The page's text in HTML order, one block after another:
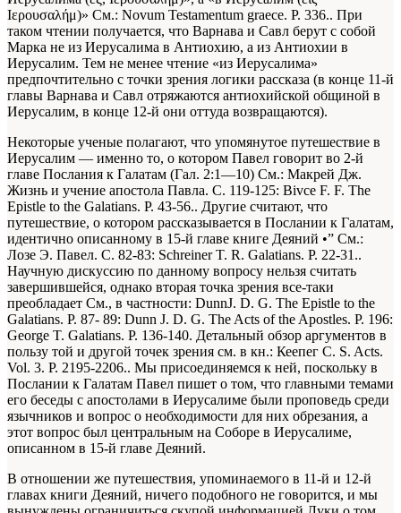
Ιερουσαλήμ)» См.: Novum Testamentum graece. Р. 336.. При
таком чтении получается, что Варнава и Савл берут с собой
Марка не из Иерусалима в Антиохию, а из Антиохии в
Иерусалим. Тем не менее чтение «из Иерусалима»
предпочтительно с точки зрения логики рассказа (в конце 11-й
главы Варнава и Савл отряжаются антиохийской общиной в
Иерусалим, в конце 12-й они оттуда возвращаются).
Некоторые ученые полагают, что упомянутое путешествие в
Иерусалим — именно то, о котором Павел говорит во 2-й
главе Послания к Галатам (Гал. 2:1—10) См.: Макрей Дж.
Жизнь и учение апостола Павла. С. 119-125: Bivce F. F. The
Epistle to the Galatians. P. 43-56.. Другие считают, что
путешествие, о котором рассказывается в Послании к Галатам,
идентично описанному в 15-й главе книге Деяний •” См.:
Лозе Э. Павел. С. 82-83: Schreiner T. R. Galatians. P. 22-31..
Научную дискуссию по данному вопросу нельзя считать
завершившейся, однако вторая точка зрения все-таки
преобладает См., в частности: DunnJ. D. G. The Epistle to the
Galatians. P. 87- 89: Dunn J. D. G. The Acts of the Apostles. P. 196:
George T. Galatians. P. 136-140. Детальный обзор аргументов в
пользу той и другой точек зрения см. в кн.: Кеепег С. S. Acts.
Vol. 3. P. 2195-2206.. Мы присоединяемся к ней, поскольку в
Послании к Галатам Павел пишет о том, что главными темами
его беседы с апостолами в Иерусалиме были проповедь среди
язычников и вопрос о необходимости для них обрезания, а
этот вопрос был центральным на Соборе в Иерусалиме,
описанном в 15-й главе Деяний.
В отношении же путешествия, упоминаемого в 11-й и 12-й
главах книги Деяний, ничего подобного не говорится, и мы